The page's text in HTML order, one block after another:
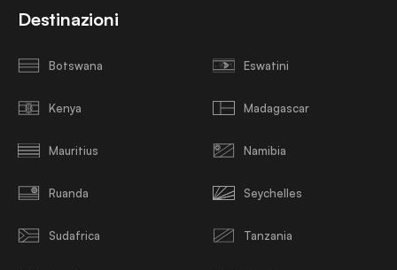
Destinazioni
Botswana Eswatini
Kenya Madagascar
Mauritius Namibia
Ruanda Seychelles
Sudafrica Tanzania